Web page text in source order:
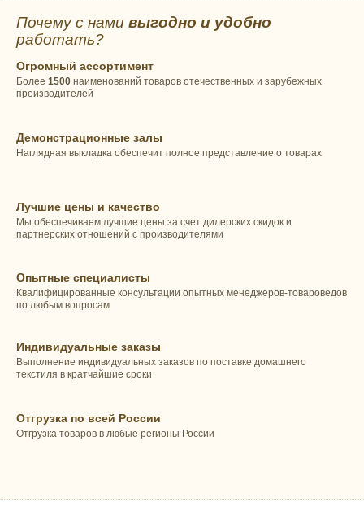
Почему с нами выгодно и удобно
работать?
Огромный ассортимент
Более 1500 наименований товаров отечественных и зарубежных
производителей
Демонстрационные залы
Наглядная выкладка обеспечит полное представление о товарах
Лучшие цены и качество
Мы обеспечиваем лучшие цены за счет дилерских скидок и
партнерских отношений с производителями
Опытные специалисты
Квалифицированные консультации опытных менеджеров-товароведов
по любым вопросам
Индивидуальные заказы
Выполнение индивидуальных заказов по поставке домашнего
текстиля в кратчайшие сроки
Отгрузка по всей России
Отгрузка товаров в любые регионы России